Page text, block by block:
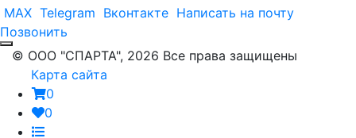
MAX Telegram Вконтакте Написать на почту
Позвонить
© ООО "СПАРТА", 2026 Все права защищены
Карта сайта
0
0